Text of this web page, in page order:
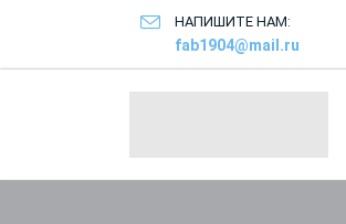
НАПИШИТЕ НАМ:
fab1904@mail.ru